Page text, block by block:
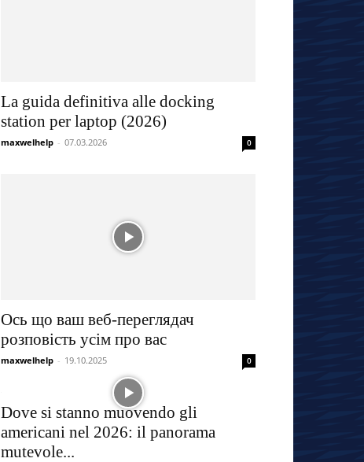
La guida definitiva alle docking
station per laptop (2026)
maxwelhelp - 07.03.2026 0
Ось що ваш веб-переглядач
розповість усім про вас
maxwelhelp - 19.10.2025 0
Dove si stanno muovendo gli
americani nel 2026: il panorama
mutevole...